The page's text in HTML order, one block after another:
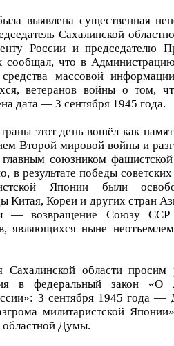
выявлена существенная
Сахалинской
России и председателю
сообщал, что в
массовой
ветеранов войны о том,
дата — 3 сентября 1945 года.
этот день вошёл как
Второй мировой войны и
союзником
в результате победы
Японии были
Китая, Кореи и других стран
— возвращение Союзу
являющихся ныне
Сахалинской области просим
в федеральный закон «О
3 сентября 1945 года —
милитаристской
областной Думы.